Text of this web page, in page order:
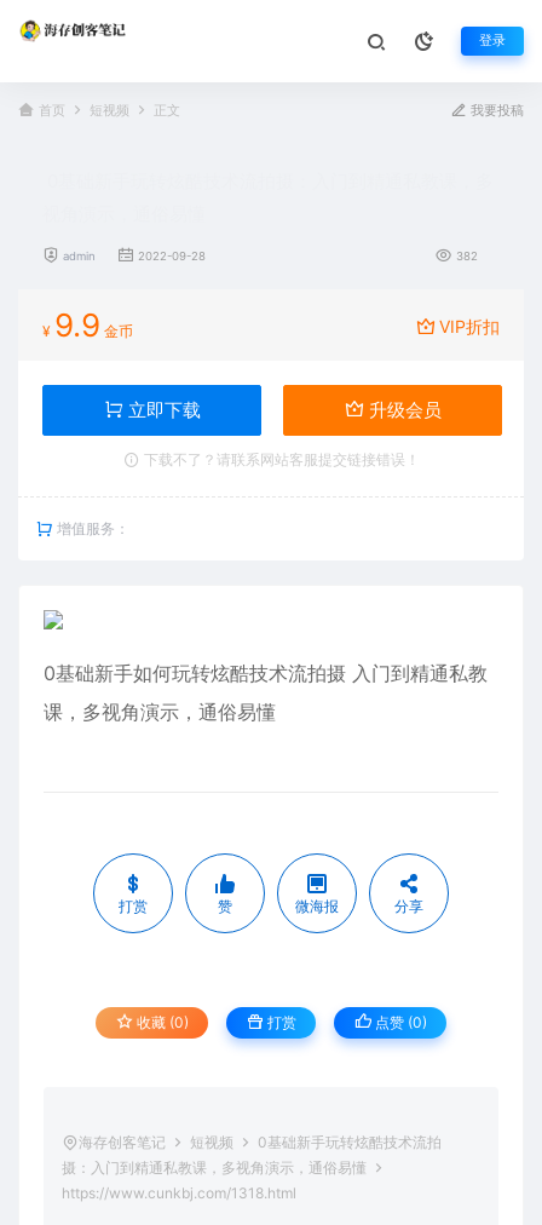
登录
首页 短视频 正文 我要投稿
admin 2022-09-28 382
¥ 9.9 金币 VIP折扣
立即下载 升级会员
下载不了？请联系网站客服提交链接错误！
增值服务：
0基础新手如何玩转炫酷技术流拍摄 入门到精通私教
课，多视角演示，通俗易懂
打赏 赞 微海报 分享
收藏 (0) 打赏 点赞 (0)
海存创客笔记 短视频
0基础新手玩转炫酷技术流拍
摄：入门到精通私教课，多视角演示，通俗易懂
https://www.cunkbj.com/1318.html